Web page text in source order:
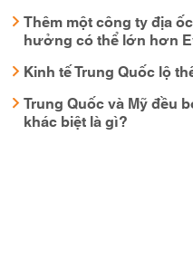
Thêm một công ty địa
hưởng có thể lớn hơn
Kinh tế Trung Quốc lộ
Trung Quốc và Mỹ đều
khác biệt là gì?